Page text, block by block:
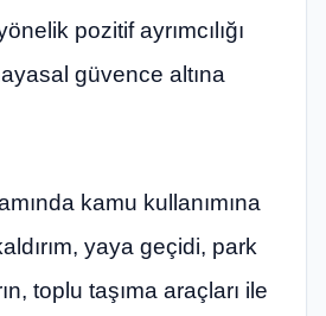
pozitif ayrımcılığı
güvence altına
kamu kullanımına
yaya geçidi, park
toplu taşıma araçları ile